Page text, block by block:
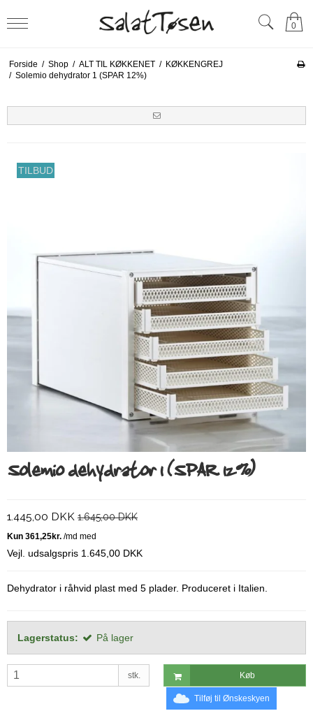
0
Forside / Shop / ALT TIL KØKKENET / KØKKENGREJ
/ Solemio dehydrator 1 (SPAR 12%)
TILBUD
Solemio dehydrator 1 (SPAR 12%)
1.445,00 DKK 1.645,00 DKK
Vejl. udsalgspris 1.645,00 DKK
Dehydrator i råhvid plast med 5 plader. Produceret i Italien.
Lagerstatus: På lager
stk. Køb
Tilføj til Ønskeskyen